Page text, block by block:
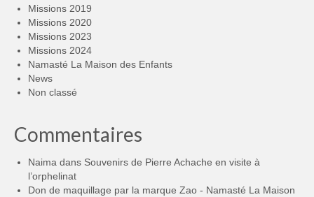
Missions 2019
Missions 2020
Missions 2023
Missions 2024
Namasté La Maison des Enfants
News
Non classé
Commentaires
Naima dans Souvenirs de Pierre Achache en visite à
l’orphelinat
Don de maquillage par la marque Zao - Namasté La Maison